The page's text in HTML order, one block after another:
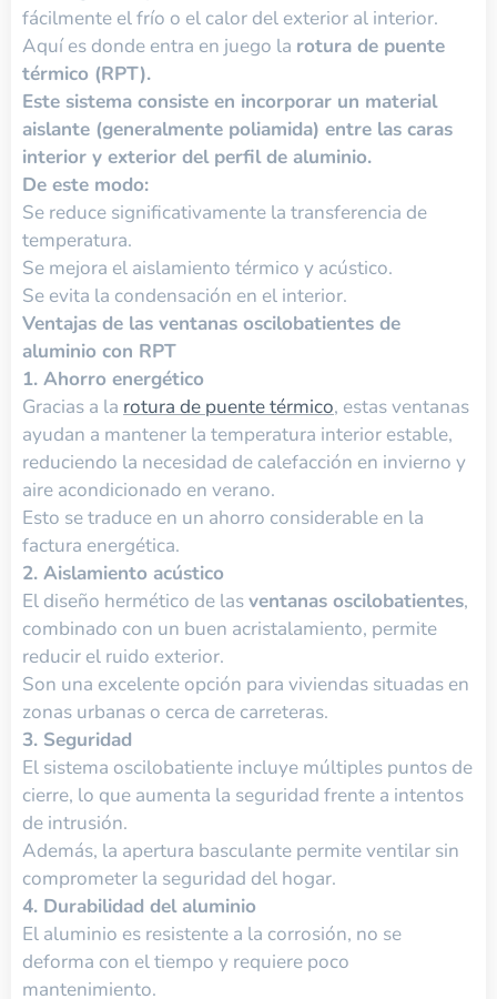
fácilmente el frío o el calor del exterior al interior.
Aquí es donde entra en juego la rotura de puente
térmico (RPT).
Este sistema consiste en incorporar un material
aislante (generalmente poliamida) entre las caras
interior y exterior del perfil de aluminio.
De este modo:
Se reduce significativamente la transferencia de
temperatura.
Se mejora el aislamiento térmico y acústico.
Se evita la condensación en el interior.
Ventajas de las ventanas oscilobatientes de
aluminio con RPT
1. Ahorro energético
Gracias a la rotura de puente térmico, estas ventanas
ayudan a mantener la temperatura interior estable,
reduciendo la necesidad de calefacción en invierno y
aire acondicionado en verano.
Esto se traduce en un ahorro considerable en la
factura energética.
2. Aislamiento acústico
El diseño hermético de lasventanas oscilobatientes,
combinado con un buen acristalamiento, permite
reducir el ruido exterior.
Son una excelente opción para viviendas situadas en
zonas urbanas o cerca de carreteras.
3. Seguridad
El sistema oscilobatiente incluye múltiples puntos de
cierre, lo que aumenta la seguridad frente a intentos
de intrusión.
Además, la apertura basculante permite ventilar sin
comprometer la seguridad del hogar.
4. Durabilidad del aluminio
El aluminio es resistente a la corrosión, no se
deforma con el tiempo y requiere poco
mantenimiento.